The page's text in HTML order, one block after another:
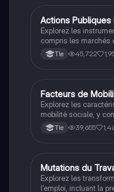
SES
Actions
Explorez les
compris les marchés
écologique et le rôle
révision en Sciences
l'action publique pour
Tle 45,722
SES
Facteurs de
Explorez les
mobilité sociale, y
ressources
des évolutions
scolaire et
cherchant à
mobilité sociale en
Tle 39,655
SES
Mutations du
Explorez les
l'emploi, incluant la